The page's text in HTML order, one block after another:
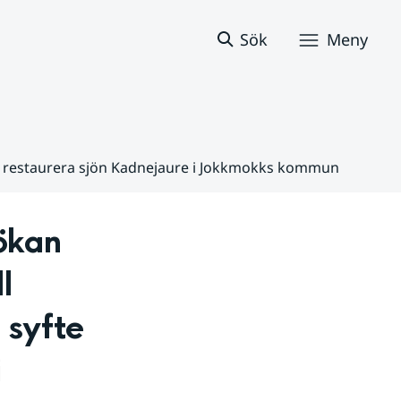
Sök Meny
sjön Kadnejaure i Jokkmokks kommun
syfte